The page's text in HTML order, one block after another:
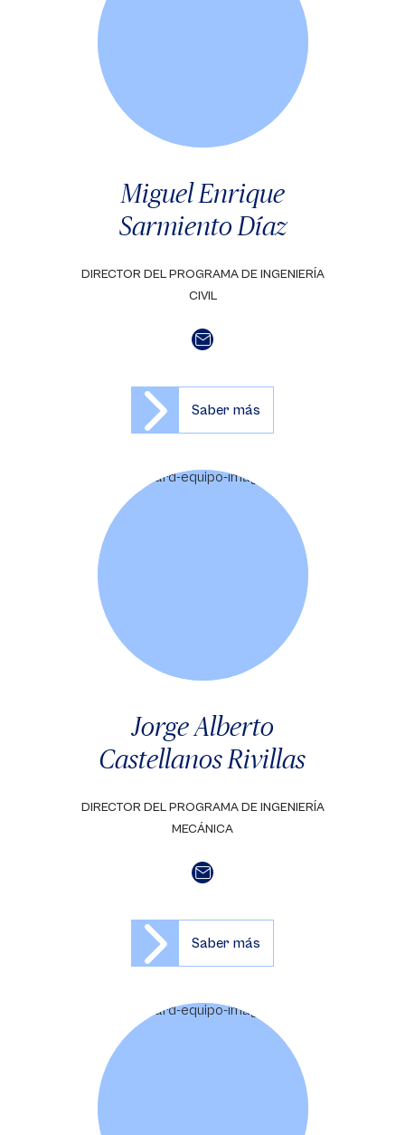
Miguel Enrique
Sarmiento Díaz
DIRECTOR DEL PROGRAMA DE INGENIERÍA
CIVIL
Saber más
Jorge Alberto
Castellanos Rivillas
DIRECTOR DEL PROGRAMA DE INGENIERÍA
MECÁNICA
Saber más